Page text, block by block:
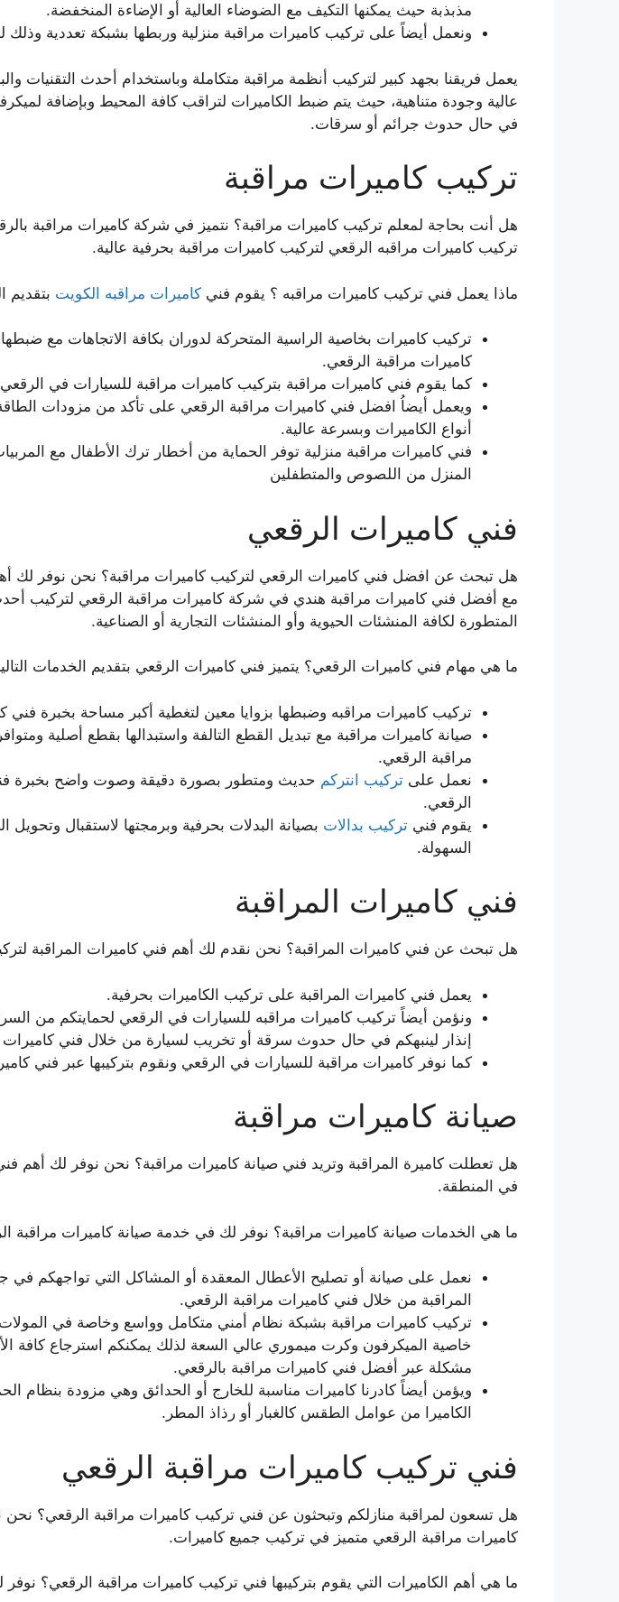
مذبذبة حيث يمكنها التكيف مع الضوضاء العالية أو الإضاءة المنخفضة.
ونعمل أيضاً على تركيب كاميرات مراقبة منزلية وربطها بشبكة تعددية
يعمل فريقنا بجهد كبير لتركيب أنظمة مراقبة متكاملة وباستخدام أحدث التقنيات
عالية وجودة متناهية، حيث يتم ضبط الكاميرات لتراقب كافة المحيط وبإضافة
في حال حدوث جرائم أو سرقات.
تركيب كاميرات مراقبة
هل أنت بحاجة لمعلم تركيب كاميرات مراقبة؟ نتميز في شركة كاميرات مراقبة
تركيب كاميرات مراقبه الرقعي لتركيب كاميرات مراقبة بحرفية عالية.
ماذا يعمل فني تركيب كاميرات مراقبه ؟ يقوم فني كاميرات مراقبه الكويت بتقديم
تركيب كاميرات بخاصية الراسية المتحركة لدوران بكافة الاتجاهات مع
كاميرات مراقبة الرقعي.
كما يقوم فني كاميرات مراقبة بتركيب كاميرات مراقبة للسيارات في
ويعمل أيضاُ افضل فني كاميرات مراقبة الرقعي على تأكد من مزودات
أنواع الكاميرات وبسرعة عالية.
فني كاميرات مراقبة منزلية توفر الحماية من أخطار ترك الأطفال مع
المنزل من اللصوص والمتطفلين
فني كاميرات الرقعي
هل تبحث عن افضل فني كاميرات الرقعي لتركيب كاميرات مراقبة؟ نحن نوفر لك
مع أفضل فني كاميرات مراقبة هندي في شركة كاميرات مراقبة الرقعي لتركيب
المتطورة لكافة المنشئات الحيوية وأو المنشئات التجارية أو الصناعية.
ما هي مهام فني كاميرات الرقعي؟ يتميز فني كاميرات الرقعي بتقديم الخدمات
تركيب كاميرات مراقبه وضبطها بزوايا معين لتغطية أكبر مساحة بخبرة فني
صيانة كاميرات مراقبة مع تبديل القطع التالفة واستبدالها بقطع أصلية
مراقبة الرقعي.
نعمل على تركيب انتركم حديث ومتطور بصورة دقيقة وصوت واضح بخبرة
الرقعي.
يقوم فني تركيب بدالات بصيانة البدلات بحرفية وبرمجتها لاستقبال وتحويل
السهولة.
فني كاميرات المراقبة
هل تبحث عن فني كاميرات المراقبة؟ نحن نقدم لك أهم فني كاميرات المراقبة
يعمل فني كاميرات المراقبة على تركيب الكاميرات بحرفية.
ونؤمن أيضاً تركيب كاميرات مراقبه للسيارات في الرقعي لحمايتكم من
إنذار لينبهكم في حال حدوث سرقة أو تخريب لسيارة من خلال فني كاميرات
كما نوفر كاميرات مراقبة للسيارات في الرقعي ونقوم بتركيبها عبر فني
صيانة كاميرات مراقبة
هل تعطلت كاميرة المراقبة وتريد فني صيانة كاميرات مراقبة؟ نحن نوفر لك أهم
في المنطقة.
ما هي الخدمات صيانة كاميرات مراقبة؟ نوفر لك في خدمة صيانة كاميرات مراقبة
نعمل على صيانة أو تصليح الأعطال المعقدة أو المشاكل التي تواجهكم في
المراقبة من خلال فني كاميرات مراقبة الرقعي.
تركيب كاميرات مراقبة بشبكة نظام أمني متكامل وواسع وخاصة في المولات
خاصية الميكرفون وكرت ميموري عالي السعة لذلك يمكنكم استرجاع كافة
مشكلة عبر أفضل فني كاميرات مراقبة بالرقعي.
الكاميرا من عوامل الطقس كالغبار أو رذاذ المطر.
فني تركيب كاميرات مراقبة الرقعي
هل تسعون لمراقبة منازلكم وتبحثون عن فني تركيب كاميرات مراقبة الرقعي؟
كاميرات مراقبة الرقعي متميز في تركيب جميع كاميرات.
ما هي أهم الكاميرات التي يقوم بتركيبها فني تركيب كاميرات مراقبة الرقعي؟ نوفر